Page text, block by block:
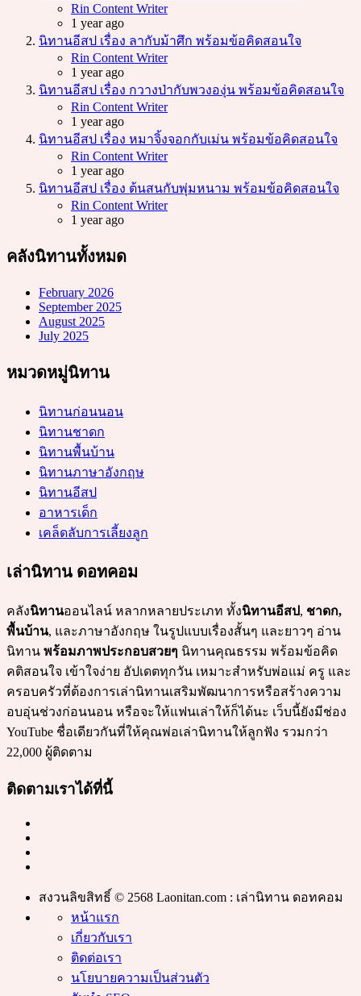
Posted
Rin Content Writer
1 year ago
นิทานอีสป เรื่อง ลากับม้าศึก พร้อมข้อคิดสอนใจ
Posted
Rin Content Writer
1 year ago
นิทานอีสป เรื่อง กวางป่ากับพวงองุ่น พร้อมข้อคิดสอนใจ
Posted
Rin Content Writer
1 year ago
นิทานอีสป เรื่อง หมาจิ้งจอกกับเม่น พร้อมข้อคิดสอนใจ
Posted
Rin Content Writer
1 year ago
นิทานอีสป เรื่อง ต้นสนกับพุ่มหนาม พร้อมข้อคิดสอนใจ
Posted
Rin Content Writer
1 year ago
คลังนิทานทั้งหมด
February 2026
September 2025
August 2025
July 2025
หมวดหมู่นิทาน
นิทานก่อนนอน
นิทานชาดก
นิทานพื้นบ้าน
นิทานภาษาอังกฤษ
นิทานอีสป
อาหารเด็ก
เคล็ดลับการเลี้ยงลูก
เล่านิทาน ดอทคอม
คลังนิทานออนไลน์ หลากหลายประเภท ทั้งนิทานอีสป, ชาดก,
พื้นบ้าน, และภาษาอังกฤษ ในรูปแบบเรื่องสั้นๆ และยาวๆ อ่าน
นิทาน พร้อมภาพประกอบสวยๆ นิทานคุณธรรม พร้อมข้อคิด
คติสอนใจ เข้าใจง่าย อัปเดตทุกวัน เหมาะสำหรับพ่อแม่ ครู และ
ครอบครัวที่ต้องการเล่านิทานเสริมพัฒนาการหรือสร้างความ
อบอุ่นช่วงก่อนนอน หรือจะให้แฟนเล่าให้ก็ได้นะ เว็บนี้ยังมีช่อง
YouTube ชื่อเดียวกันที่ให้คุณพ่อเล่านิทานให้ลูกฟัง รวมกว่า
22,000 ผู้ติดตาม
ติดตามเราได้ที่นี้
สงวนลิขสิทธิ์ © 2568 Laonitan.com : เล่านิทาน ดอทคอม
หน้าแรก
เกี่ยวกับเรา
ติดต่อเรา
นโยบายความเป็นส่วนตัว